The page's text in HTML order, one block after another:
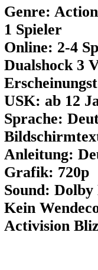
Genre: Action
1 Spieler
Online: 2-4
Dualshock 3
USK: ab 12
Sprache:
Anleitung:
Grafik: 720p
Sound:
Kein
Activision